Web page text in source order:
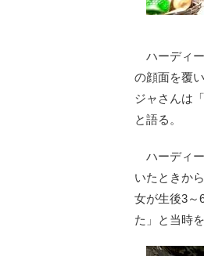
ハーディー
の顔面を覆
ジャさんは
と語る。
ハーディー
いたときか
女が生後3～
た」と当時